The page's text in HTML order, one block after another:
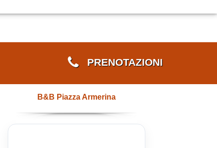
PRENOTAZIONI
B&B Piazza Armerina